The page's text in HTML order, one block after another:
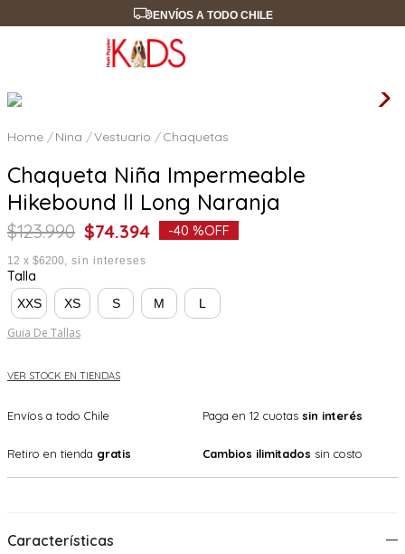
ENVÍOS A TODO CHILE
Nina Vestuario Chaquetas
Chaqueta Niña Impermeable
Hikebound ll Long Naranja
$123.990 $74.394 -40 %OFF
12 x $6200 sin intereses
Talla
XXS XS S M L
Guia De Tallas
VER STOCK EN TIENDAS
Envíos a todo Chile Paga en 12 cuotas sin interés
Retiro en tienda gratis Cambios ilimitados sin costo
Características